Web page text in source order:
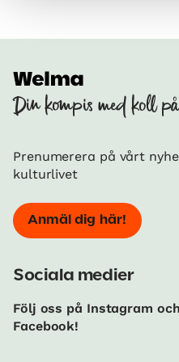
Din kompis med koll
Prenumerera på vårt
kulturlivet
Anmäl dig här!
Sociala medier
Följ oss på Instagram och
Facebook!